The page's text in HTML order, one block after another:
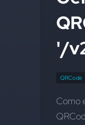
'/
QRCode
Como